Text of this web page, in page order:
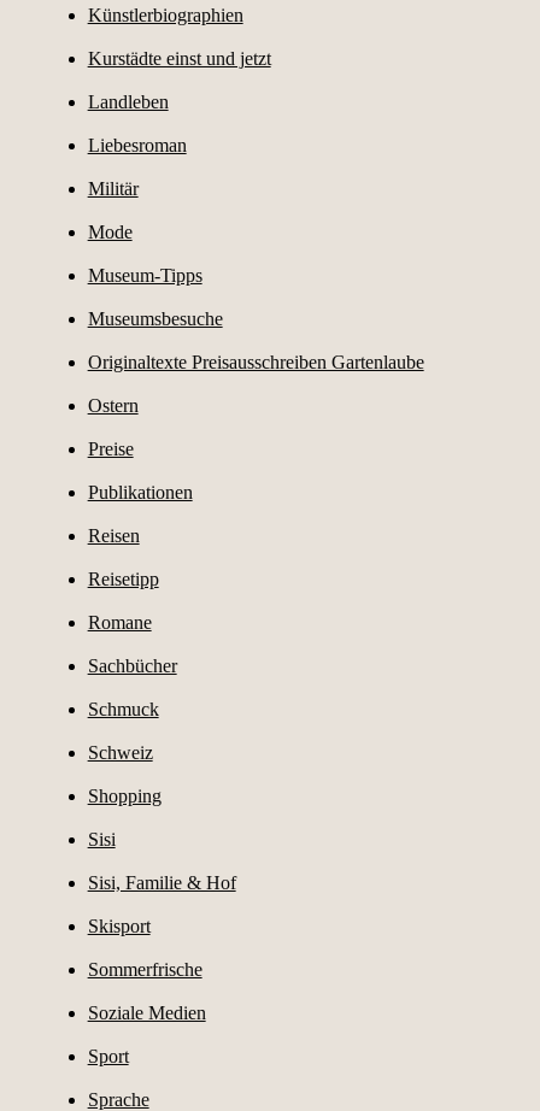
Künstlerbiographien
Kurstädte einst und jetzt
Landleben
Liebesroman
Militär
Mode
Museum-Tipps
Museumsbesuche
Originaltexte Preisausschreiben Gartenlaube
Ostern
Preise
Publikationen
Reisen
Reisetipp
Romane
Sachbücher
Schmuck
Schweiz
Shopping
Sisi
Sisi, Familie & Hof
Skisport
Sommerfrische
Soziale Medien
Sport
Sprache